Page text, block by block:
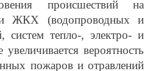
и ЖКХ (водопроводных и
систем тепло-, электро- и
вероятность
пожаров и отравлений
Существует вероятность